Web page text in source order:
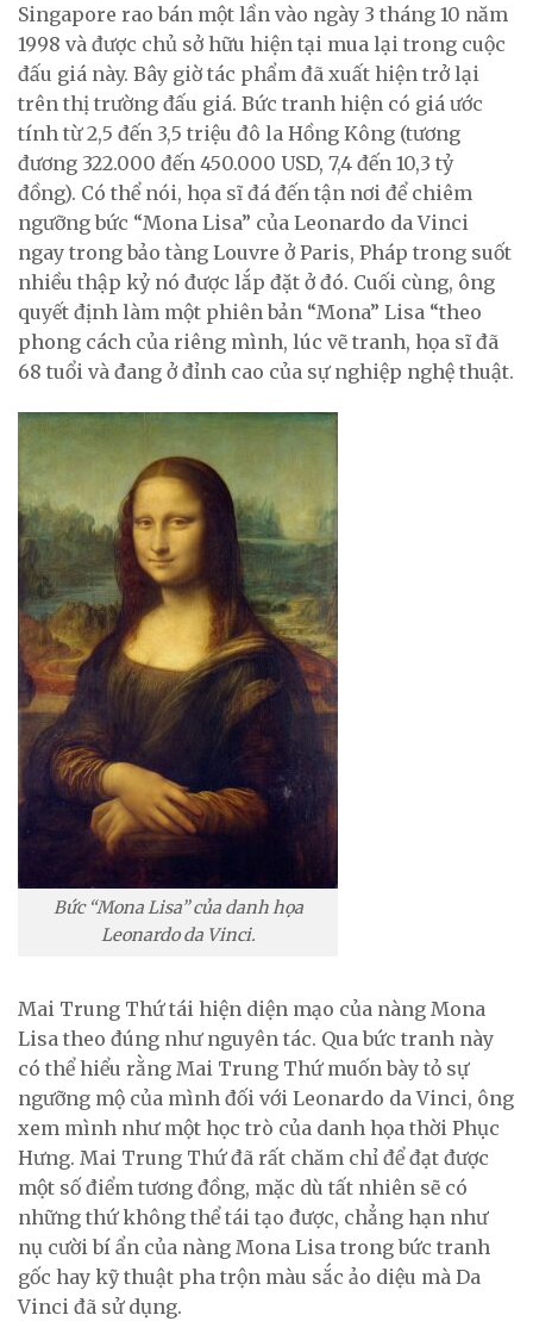
Singapore rao bán một lần vào ngày 3 tháng 10 năm
1998 và được chủ sở hữu hiện tại mua lại trong cuộc
đấu giá này. Bây giờ tác phẩm đã xuất hiện trở lại
trên thị trường đấu giá. Bức tranh hiện có giá ước
tính từ 2,5 đến 3,5 triệu đô la Hồng Kông (tương
đương 322.000 đến 450.000 USD, 7,4 đến 10,3 tỷ
đồng). Có thể nói, họa sĩ đá đến tận nơi để chiêm
ngưỡng bức “Mona Lisa” của Leonardo da Vinci
ngay trong bảo tàng Louvre ở Paris, Pháp trong suốt
nhiều thập kỷ nó được lắp đặt ở đó. Cuối cùng, ông
quyết định làm một phiên bản “Mona” Lisa “theo
phong cách của riêng mình, lúc vẽ tranh, họa sĩ đã
68 tuổi và đang ở đỉnh cao của sự nghiệp nghệ thuật.
Bức “Mona Lisa” của danh họa
Leonardo da Vinci.
Mai Trung Thứ tái hiện diện mạo của nàng Mona
Lisa theo đúng như nguyên tác. Qua bức tranh này
có thể hiểu rằng Mai Trung Thứ muốn bày tỏ sự
ngưỡng mộ của mình đối với Leonardo da Vinci, ông
xem mình như một học trò của danh họa thời Phục
Hưng. Mai Trung Thứ đã rất chăm chỉ để đạt được
một số điểm tương đồng, mặc dù tất nhiên sẽ có
những thứ không thể tái tạo được, chẳng hạn như
nụ cười bí ẩn của nàng Mona Lisa trong bức tranh
gốc hay kỹ thuật pha trộn màu sắc ảo diệu mà Da
Vinci đã sử dụng.